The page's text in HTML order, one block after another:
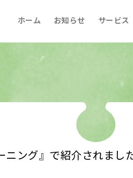
ホーム お知らせ サービス
ニング』で紹介されまし